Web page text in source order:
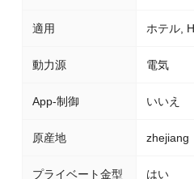
適用 ホテル,
動力源 電気
App-制御 いいえ
原産地 zhejiang
プライベート金型 はい